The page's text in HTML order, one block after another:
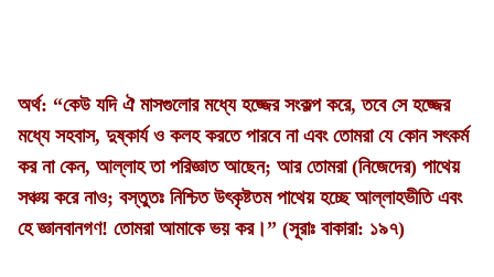
অর্থ: “কেউ যদি ঐ মাসগুলোর মধ্যে হজ্জের সংকল্প করে, তবে সে হজ্জের
মধ্যে সহবাস, দুষ্কার্য ও কলহ করতে পারবে না এবং তোমরা যে কোন সৎকর্ম
কর না কেন, আল্লাহ তা পরিজ্ঞাত আছেন; আর তোমরা (নিজেদের) পাথেয়
সঞ্চয় করে নাও; বস্তুতঃ নিশ্চিত উৎকৃষ্টতম পাথেয় হচ্ছে আল্লাহভীতি এবং
হে জ্ঞানবানগণ! তোমরা আমাকে ভয় কর।” (সূরাঃ বাকারা: ১৯৭)